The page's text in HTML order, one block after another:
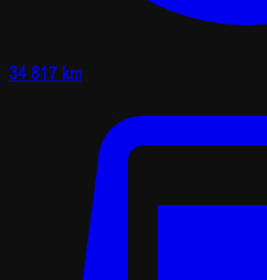
34 817 km